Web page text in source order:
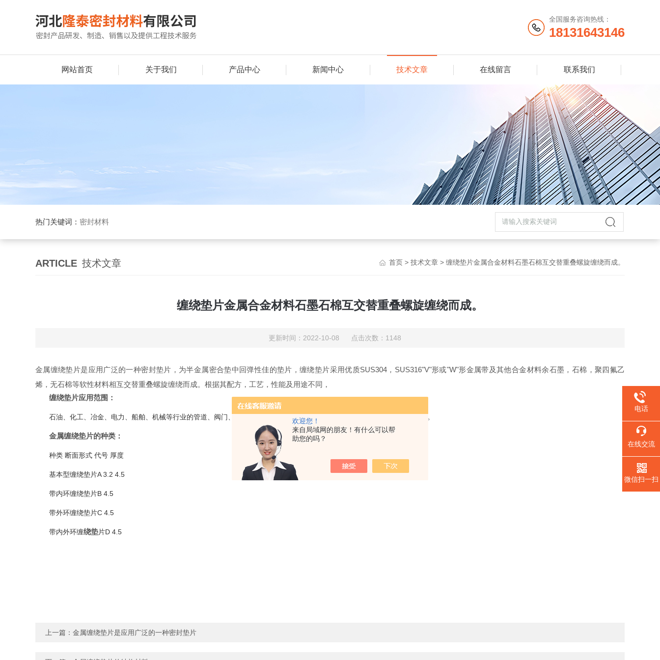
欢迎您！
来自局域网的朋友！有什么可以帮
助您的吗？
全国服务咨询热线：
18131643146
网站首页 关于我们 产品中心 新闻中心 技术文章 在线留言 联系我们
热门关键词： 密封材料
ARTICLE 技术文章 首页 > 技术文章 > 缠绕垫片金属合金材料石墨石棉互交替重叠螺旋缠绕而成。
缠绕垫片金属合金材料石墨石棉互交替重叠螺旋缠绕而成。
更新时间：2022-10-08 点击次数：1148
金属缠绕垫片是应用广泛的一种密封垫片 ，为半金属密合垫中回弹性佳的垫片，缠绕垫片采用优质SUS304，SUS316"V"形或"W"形金属带及其他合金材料余石墨，石棉，聚四氟乙
烯，无石棉等软性材料相互交替重叠螺旋缠绕而成。根据其配方，工艺，性能及用途不同，
缠绕垫片应用范围：
石油、化工、冶金、电力、船舶、机械等行业的管道、阀门、压力容器、冷凝器、换热器、塔、人孔、手孔等法兰连接处密封。
金属缠绕垫片的种类：
种类 断面形式 代号 厚度
基本型缠绕垫片A 3.2 4.5
带内环缠绕垫片B 4.5
带外环缠绕垫片C 4.5
带内外环缠绕垫片D 4.5
上一篇： 金属缠绕垫片是应用广泛的一种密封垫片
电话
在线交流
微信扫一扫